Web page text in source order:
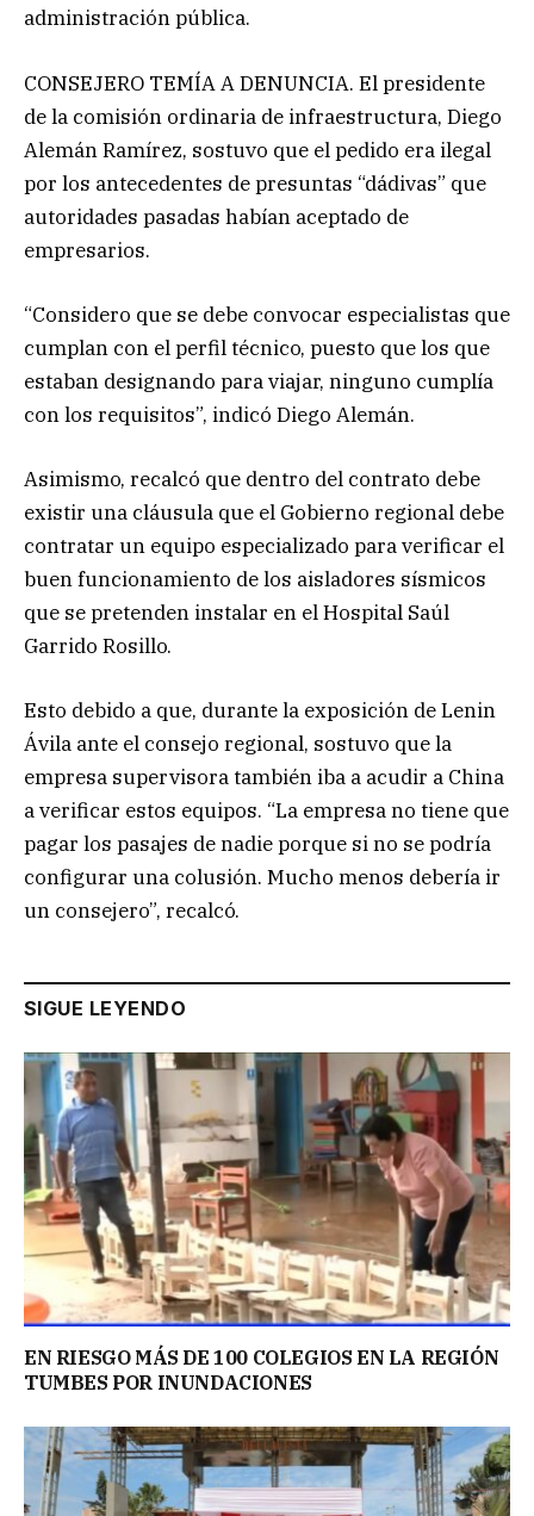
administración pública.
CONSEJERO TEMÍA A DENUNCIA. El presidente
de la comisión ordinaria de infraestructura, Diego
Alemán Ramírez, sostuvo que el pedido era ilegal
por los antecedentes de presuntas “dádivas” que
autoridades pasadas habían aceptado de
empresarios.
“Considero que se debe convocar especialistas que
cumplan con el perfil técnico, puesto que los que
estaban designando para viajar, ninguno cumplía
con los requisitos”, indicó Diego Alemán.
Asimismo, recalcó que dentro del contrato debe
existir una cláusula que el Gobierno regional debe
contratar un equipo especializado para verificar el
buen funcionamiento de los aisladores sísmicos
que se pretenden instalar en el Hospital Saúl
Garrido Rosillo.
Esto debido a que, durante la exposición de Lenin
Ávila ante el consejo regional, sostuvo que la
empresa supervisora también iba a acudir a China
a verificar estos equipos. “La empresa no tiene que
pagar los pasajes de nadie porque si no se podría
configurar una colusión. Mucho menos debería ir
un consejero”, recalcó.
SIGUE LEYENDO
EN RIESGO MÁS DE 100 COLEGIOS EN LA REGIÓN
TUMBES POR INUNDACIONES